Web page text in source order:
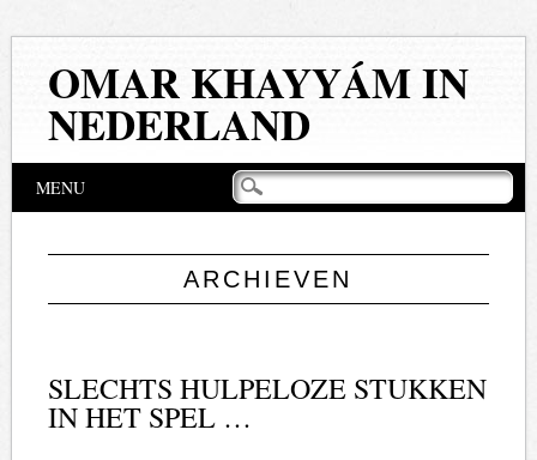
OMAR KHAYYÁM IN
NEDERLAND
Hoofdmenu
springen
MENU
ARCHIEVEN
SLECHTS HULPELOZE STUKKEN
IN HET SPEL …